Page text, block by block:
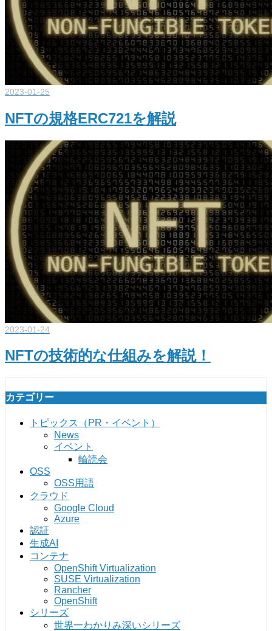
2023-01-25
NFTの規格ERC721を解説
2023-01-24
NFTの技術的な仕組みを解説！
カテゴリー
トピックス（PR・イベント）
News
イベント
輪読会
OSS
OSS用語
クラウド
Google Cloud
Azure
認証
生成AI
コンテナ
OpenShift Virtualization
SUSE Virtualization
Rancher
OpenShift
シリーズ
世界一わかりみ深いシリーズ